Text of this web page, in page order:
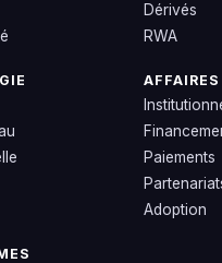
Dérivés
RWA
AFFAIRES
Paiements
Adoption